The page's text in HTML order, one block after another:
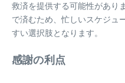
救済を提供する可能性があり
で済むため、忙しいスケジュ
すい選択肢となります。
感謝の利点